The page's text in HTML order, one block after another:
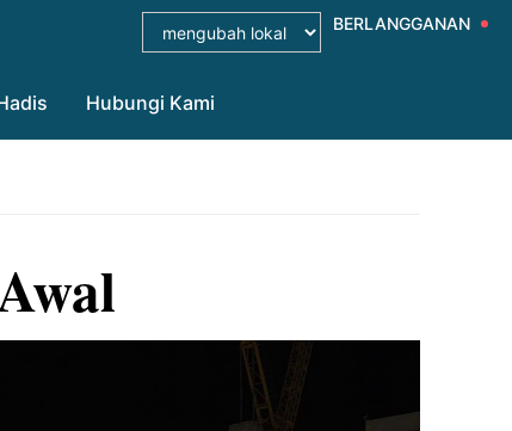
BERLANGGANAN
Hubungi Kami